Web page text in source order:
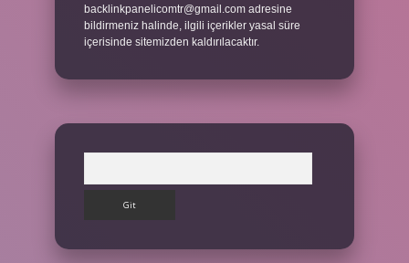
backlinkpanelicomtr@gmail.com adresine
bildirmeniz halinde, ilgili içerikler yasal süre
içerisinde sitemizden kaldırılacaktır.